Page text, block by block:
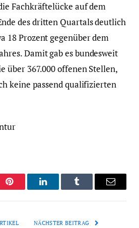
Fachkräftelücke auf dem
des dritten Quartals deutlich
18 Prozent gegenüber dem
Damit gab es bundesweit
über 367.000 offenen Stellen,
keine passend qualifizierten
Pinterest LinkedInTumblr Email
NÄCHSTER BEITRAG